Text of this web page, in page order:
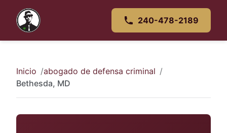
240-478-2189
Inicio
abogado de defensa criminal
Bethesda, MD